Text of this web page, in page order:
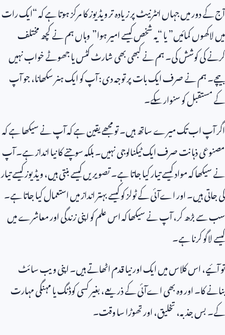
آج کے دور میں جہاں انٹرنیٹ پر زیادہ تر ویڈیوز کا مرکز ہوتا ہے کہ “ایک رات
میں لاکھوں کمائیں” یا “یہ شخص کیسے امیر ہوا” وہاں ہم نے کچھ مختلف
کرنے کی کوشش کی۔ ہم نے کبھی بھی شارٹ کٹس یا جھوٹے خواب نہیں
بیچے۔ ہم نے صرف ایک بات پر توجہ دی: آپ کو ایک ہنر سکھانا، جو آپ
کے مستقبل کو سنوار سکے۔
اگر آپ اب تک میرے ساتھ ہیں۔ تو مجھے یقین ہے کہ آپ نے سیکھا ہے کہ
مصنوعی ذہانت صرف ایک ٹیکنالوجی نہیں۔ بلکہ سوچنے کا نیا انداز ہے۔ آپ
نے سیکھا کہ مواد کیسے تیار کیا جاتا ہے۔ تصویریں کیسے بنتی ہیں، ویڈیوز کیسے تیار
کی جاتی ہیں۔ اور اےآئی کے ٹولز کو کیسے بہتر انداز میں استعمال کیا جاتا ہے۔
سب سے بڑھ کر، آپ نے سیکھا کہ اس علم کو اپنی زندگی اور معاشرے میں
کیسے لاگو کرنا ہے۔
تو آئیے، اس کلاس میں ایک اور نیا قدم اٹھاتے ہیں۔ اپنی ویب سائٹ
بنانے کا۔ اور وہ بھی اےآئی کے ذریعے، بغیر کسی کوڈنگ یا مہنگی مہارت
کے۔ بس جذبہ، تخلیق، اور تھوڑا سا وقت۔